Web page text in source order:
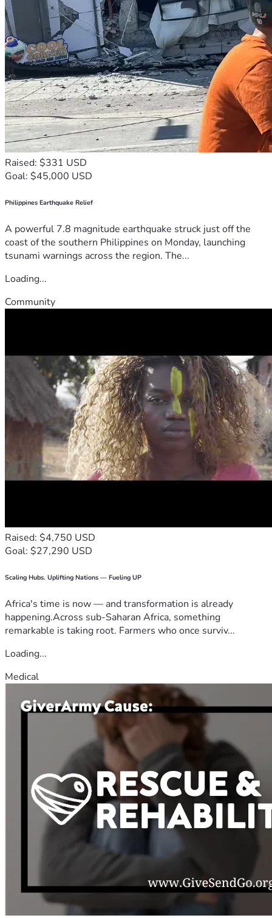
Raised: $331 USD
Goal: $45,000 USD
Philippines Earthquake Relief
A powerful 7.8 magnitude earthquake struck just off the
coast of the southern Philippines on Monday, launching
tsunami warnings across the region. The...
Loading...
Community
Raised: $4,750 USD
Goal: $27,290 USD
Scaling Hubs. Uplifting Nations — Fueling UP
Africa's time is now — and transformation is already
happening.Across sub-Saharan Africa, something
remarkable is taking root. Farmers who once surviv...
Loading...
Medical